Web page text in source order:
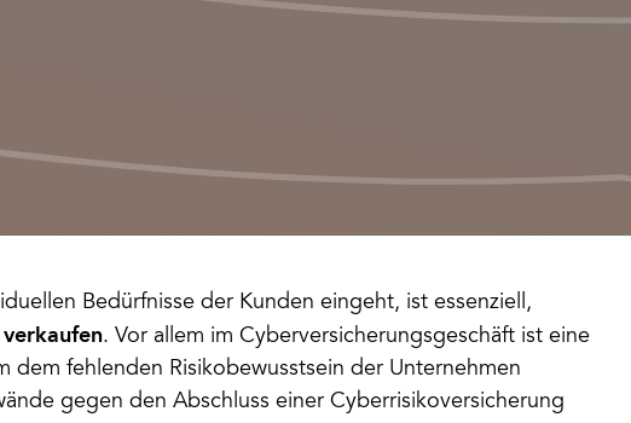
Bedürfnisse der Kunden eingeht, ist essenziell,
. Vor allem im Cyberversicherungsgeschäft ist eine
dem fehlenden Risikobewusstsein der Unternehmen
gegen den Abschluss einer Cyberrisikoversicherung